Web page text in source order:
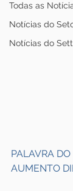
Todas as
Notícias do
Notícias do
PALAVRA
AUMENTO